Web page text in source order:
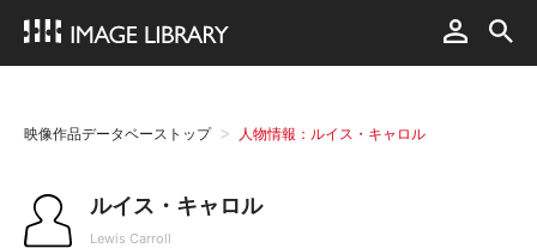
映像作品データベーストップ 人物情報：ルイス・キャロル
ルイス・キャロル
Lewis Carroll